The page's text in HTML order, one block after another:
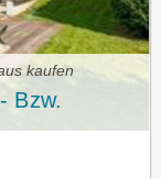
kaufen
Bzw.